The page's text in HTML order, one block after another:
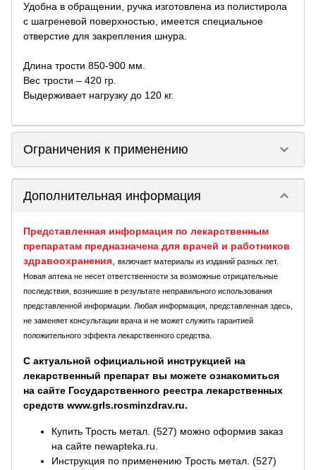
Удобна в обращении, ручка изготовлена из полистирола
с шагреневой поверхностью, имеется специальное
отверстие для закрепления шнура.
Длина трости 850-900 мм.
Вес трости – 420 гр.
Выдерживает нагрузку до 120 кг.
Ограничения к применению keyboard_arrow_down
Дополнительная информация keyboard_arrow_down
Представленная информация по лекарственным
препаратам предназначена для врачей и работников
здравоохранения
включает материалы из изданий разных лет.
Новая аптека не несет ответственности за возможные отрицательные
последствия, возникшие в результате неправильного использования
представленной информации. Любая информация, представленная здесь,
не заменяет консультации врача и не может служить гарантией
положительного эффекта лекарственного средства.
С актуальной официальной инструкцией на
лекарственный препарат вы можете ознакомиться
на сайте Государственного реестра лекарственных
средств www.grls.rosminzdrav.ru.
Купить Трость метал. (527) можно оформив заказ
на сайте newapteka.ru.
Инструкция по применению Трость метал. (527)